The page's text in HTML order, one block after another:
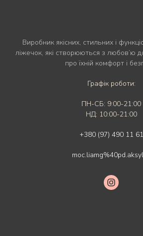
Виробник якісних, стильних і
ліжечок, які створюються з любов’ю
про їхній комфорт і
Графік роботи:
ПН-СБ: 9:00-21:00
НД: 10:00-21:00
+380 (97) 490 11 61